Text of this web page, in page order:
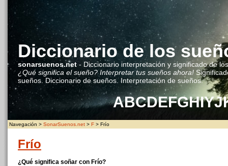
Diccionario de los
sonarsuenos.net- Diccionario interpretación y significado de
¿Qué significa el sueño? Interpretar tus sueños ahora!
sueños. Diccionario de sueños. Interpretación de sueños.
ABCDEFGHIYJ
Navegación > SonarSuenos.net > F > Frío
Frío
¿Qué significa soñar con Frío?